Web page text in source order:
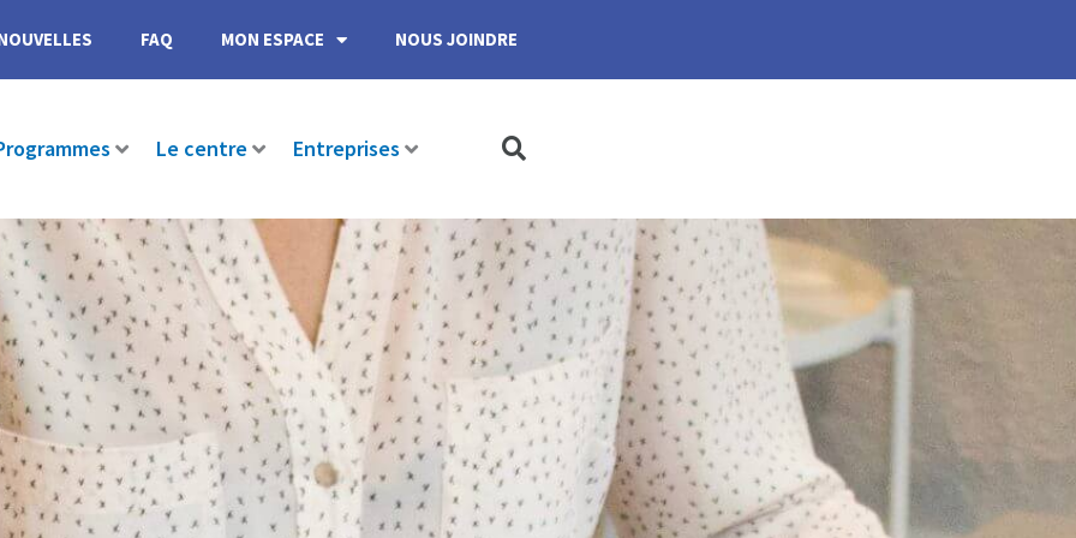
FAQ MON ESPACE NOUS JOINDRE
Le centre Entreprises